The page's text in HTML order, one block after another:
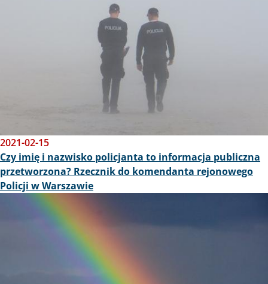
2021-02-15
Czy imię i nazwisko policjanta to informacja publiczna
przetworzona? Rzecznik do komendanta rejonowego
Policji w Warszawie